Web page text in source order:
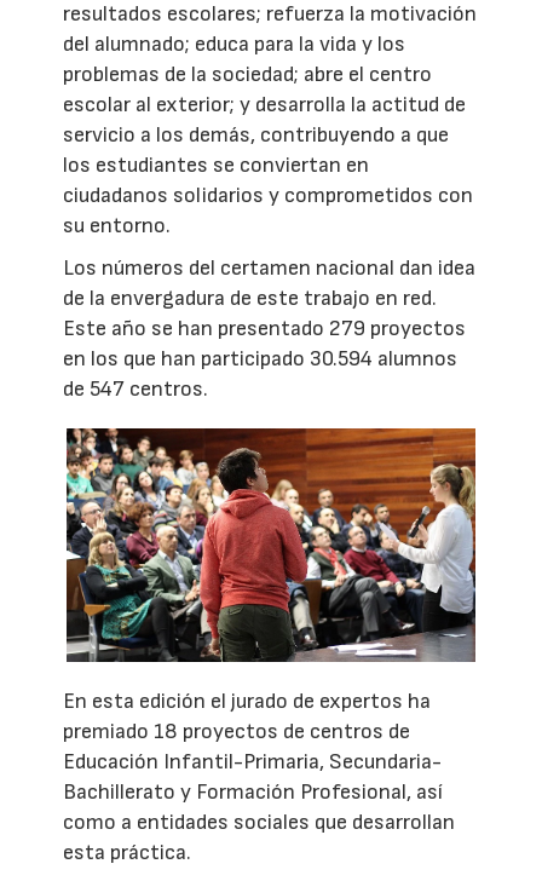
resultados escolares; refuerza la motivación
del alumnado; educa para la vida y los
problemas de la sociedad; abre el centro
escolar al exterior; y desarrolla la actitud de
servicio a los demás, contribuyendo a que
los estudiantes se conviertan en
ciudadanos solidarios y comprometidos con
su entorno.
Los números del certamen nacional dan idea
de la envergadura de este trabajo en red.
Este año se han presentado 279 proyectos
en los que han participado 30.594 alumnos
de 547 centros.
En esta edición el jurado de expertos ha
premiado 18 proyectos de centros de
Educación Infantil-Primaria, Secundaria-
Bachillerato y Formación Profesional, así
como a entidades sociales que desarrollan
esta práctica.